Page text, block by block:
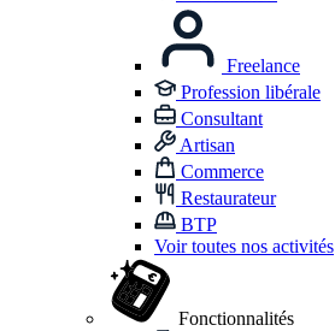
Freelance
Profession libérale
Consultant
Artisan
Commerce
Restaurateur
BTP
Voir toutes nos activités
Fonctionnalités